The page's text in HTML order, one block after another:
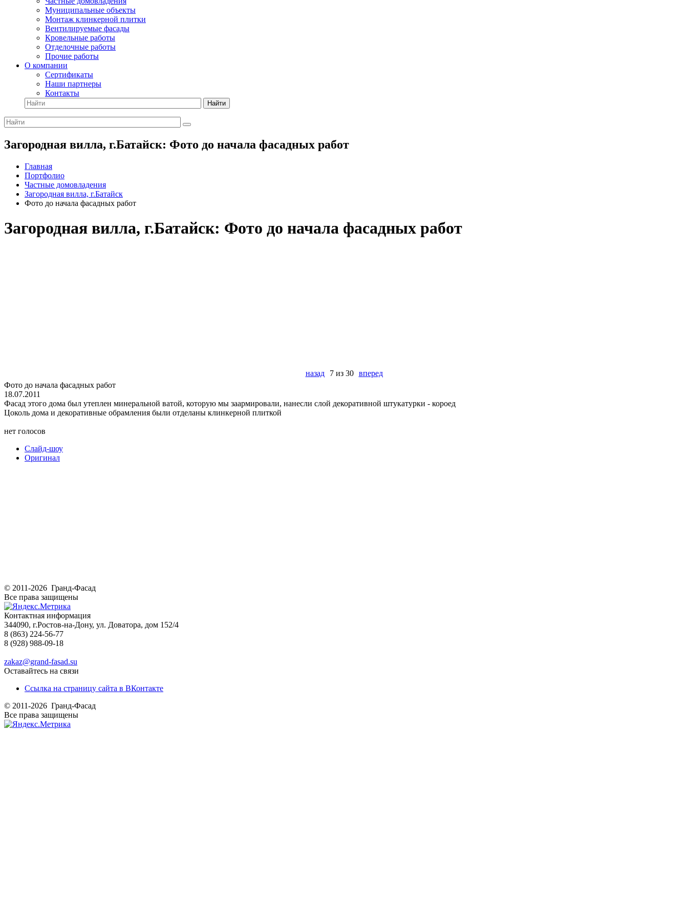
Муниципальные объекты
Монтаж клинкерной плитки
Вентилируемые фасады
Кровельные работы
Отделочные работы
Прочие работы
О компании
Сертификаты
Наши партнеры
Контакты
Найти
Загородная вилла, г.Батайск: Фото до начала фасадных работ
Главная
Портфолио
Частные домовладения
Загородная вилла, г.Батайск
Фото до начала фасадных работ
Загородная вилла, г.Батайск: Фото до начала фасадных работ
назад 7 из 30
вперед
Фото до начала фасадных работ
18.07.2011
Фасад этого дома был утеплен минеральной ватой, которую мы заармировали, нанесли слой декоративной штукатурки - короед
Цоколь дома и декоративные обрамления были отделаны клинкерной плиткой
нет голосов
Слайд-шоу
Оригинал
© 2011-2026 Гранд-Фасад
Все права защищены
Контактная информация
344090, г.Ростов-на-Дону, ул. Доватора, дом 152/4
8 (863) 224-56-77
8 (928) 988-09-18
zakaz@grand-fasad.su
Оставайтесь на связи
Ссылка на страницу сайта в ВКонтакте
© 2011-2026 Гранд-Фасад
Все права защищены